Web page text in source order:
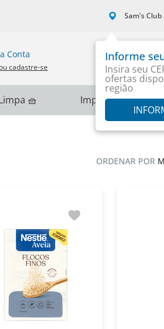
Sam's
Informe
Insira seu
ofertas
região
Conta
cadastre-se
🧺 Importados 🌎
ORDENAR POR